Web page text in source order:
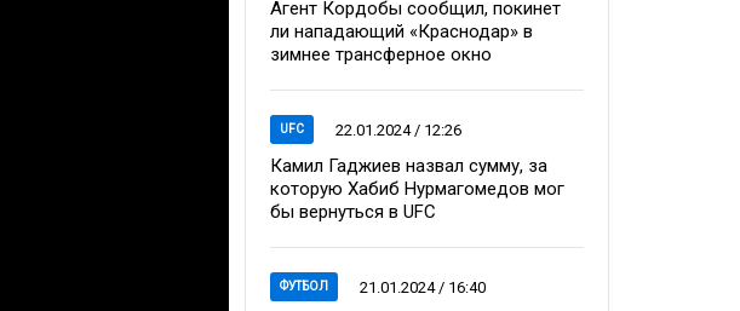
Агент Кордобы сообщил, покинет
ли нападающий «Краснодар» в
зимнее трансферное окно
UFC 22.01.2024 / 12:26
Камил Гаджиев назвал сумму, за
которую Хабиб Нурмагомедов мог
бы вернуться в UFC
ФУТБОЛ 21.01.2024 / 16:40